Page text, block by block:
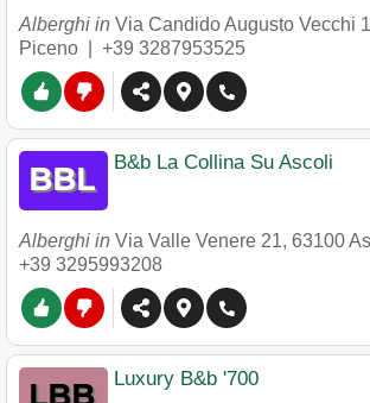
Alberghi in Via Candido Augusto Vecchi
Piceno
+39 3287953525
B&b La Collina Su Ascoli
Alberghi in Via Valle Venere 21, 63100
+39 3295993208
Luxury B&b '700